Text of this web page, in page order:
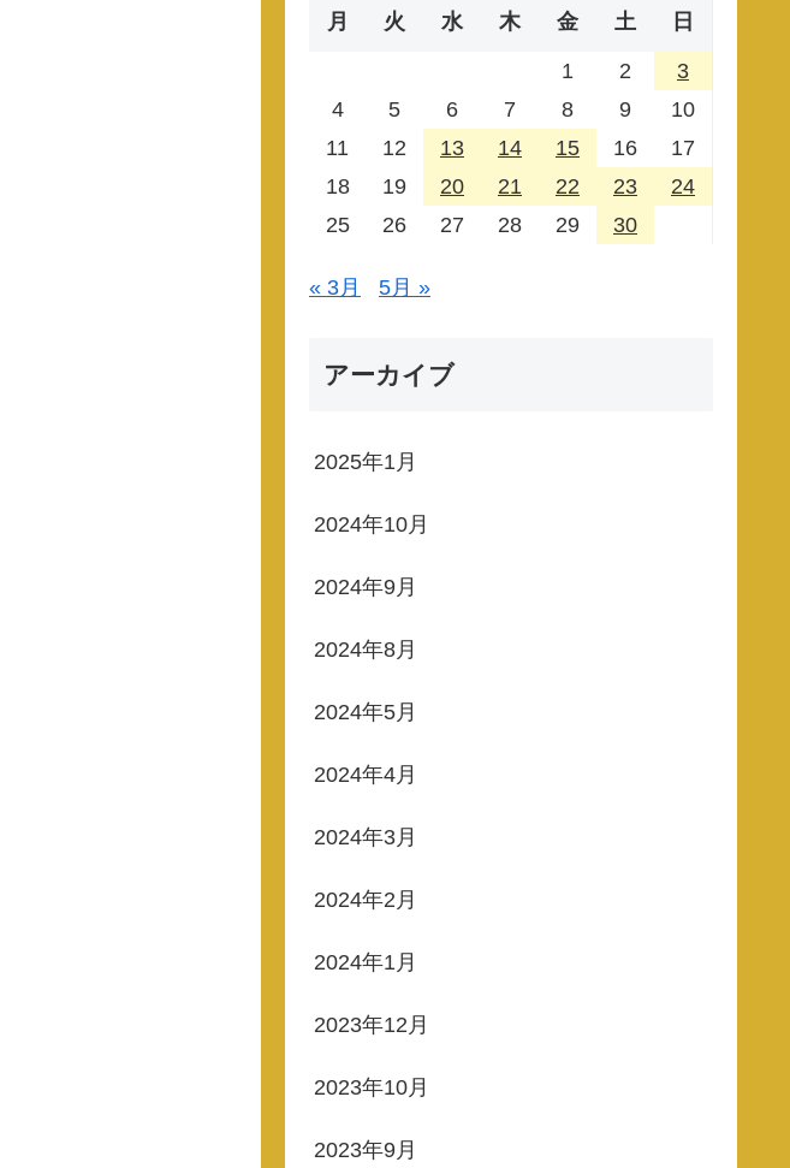
月 火 水 木 金 土 日
1 2
3
4
5 6 7 8 9
10
11
12 13 14 15 16
17
18
19 20 21 22 23
24
25
26 27 28 29 30
« 3月 5月 »
アーカイブ
2025年1月
2024年10月
2024年9月
2024年8月
2024年5月
2024年4月
2024年3月
2024年2月
2024年1月
2023年12月
2023年10月
2023年9月